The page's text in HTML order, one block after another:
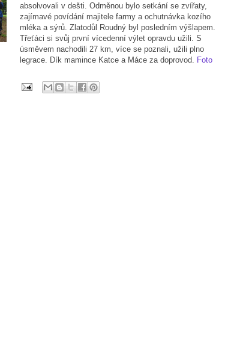
absolvovali v dešti. Odměnou bylo setkání se zvířaty,
zajímavé povídání majitele farmy a ochutnávka kozího
mléka a sýrů. Zlatodůl Roudný byl posledním výšlapem.
Třeťáci si svůj první vícedenní výlet opravdu užili. S
úsměvem nachodili 27 km, více se poznali, užili plno
legrace. Dík mamince Katce a Máce za doprovod.
Foto